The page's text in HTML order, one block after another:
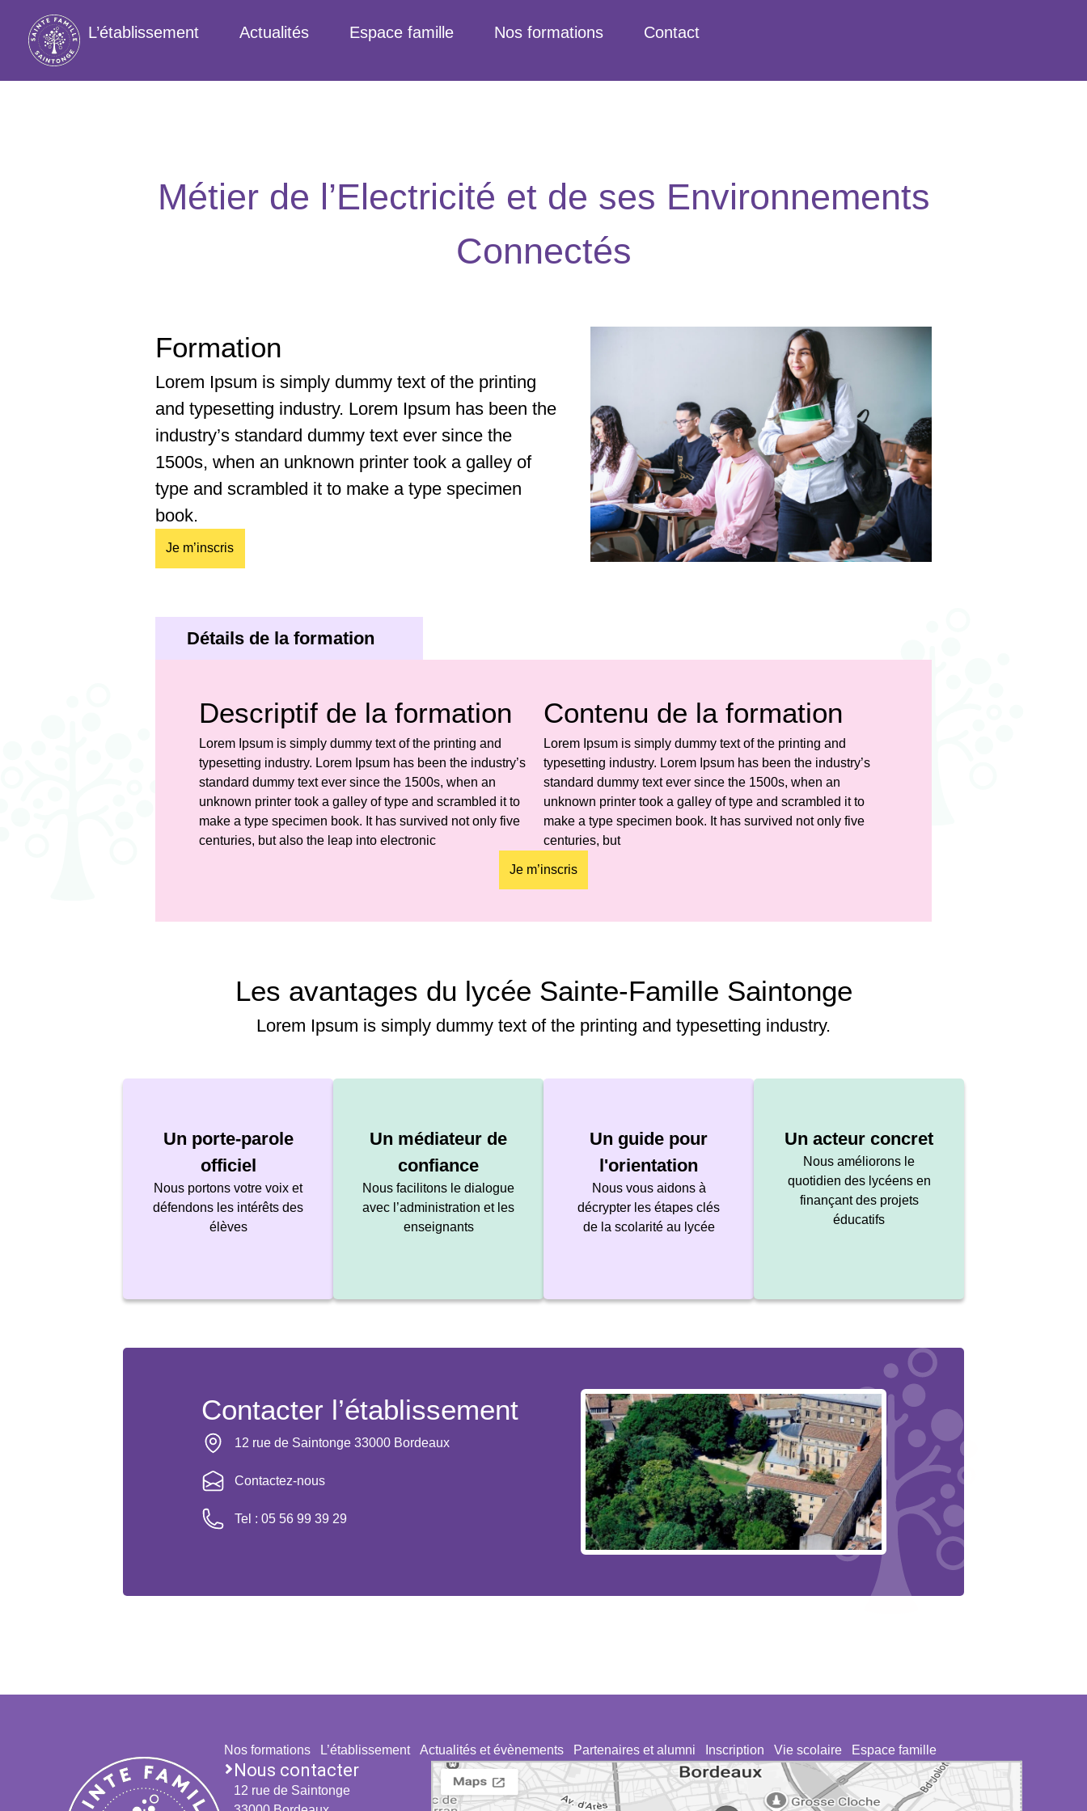
L’établissement Actualités Espace famille Nos formations Contact
Métier de l’Electricité et de ses Environnements
Connectés
Formation
Lorem Ipsum is simply dummy text of the printing
and typesetting industry. Lorem Ipsum has been the
industry’s standard dummy text ever since the
1500s, when an unknown printer took a galley of
type and scrambled it to make a type specimen
book.
Je m’inscris
Détails de la formation
Descriptif de la formation
Lorem Ipsum is simply dummy text of the printing and
typesetting industry. Lorem Ipsum has been the industry’s
standard dummy text ever since the 1500s, when an
unknown printer took a galley of type and scrambled it to
make a type specimen book. It has survived not only five
centuries, but also the leap into electronic
Contenu de la formation
Lorem Ipsum is simply dummy text of the printing and
typesetting industry. Lorem Ipsum has been the industry’s
standard dummy text ever since the 1500s, when an
unknown printer took a galley of type and scrambled it to
make a type specimen book. It has survived not only five
centuries, but
Je m’inscris
Les avantages du lycée Sainte-Famille Saintonge
Lorem Ipsum is simply dummy text of the printing and typesetting industry.
Un porte-parole
officiel
Nous portons votre voix et
défendons les intérêts des
élèves
Un médiateur de
confiance
Nous facilitons le dialogue
avec l’administration et les
enseignants
Un guide pour
l'orientation
Nous vous aidons à
décrypter les étapes clés
de la scolarité au lycée
Un acteur concret
Nous améliorons le
quotidien des lycéens en
finançant des projets
éducatifs
Contacter l’établissement
12 rue de Saintonge 33000 Bordeaux
Contactez-nous
Tel : 05 56 99 39 29
Nos formations L’établissement Actualités et évènements Partenaires et alumni Inscription Vie scolaire Espace famille
Nous contacter
12 rue de Saintonge